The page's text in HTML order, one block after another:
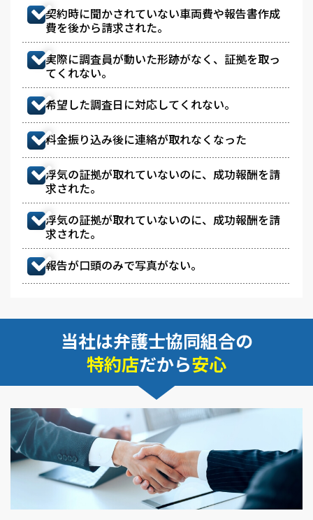
契約時に聞かされていない車両費や報告書作成
費を後から請求された。
実際に調査員が動いた形跡がなく、証拠を取っ
てくれない。
希望した調査日に対応してくれない。
料金振り込み後に連絡が取れなくなった
浮気の証拠が取れていないのに、成功報酬を請
求された。
浮気の証拠が取れていないのに、成功報酬を請
求された。
報告が口頭のみで写真がない。
当社は弁護士協同組合の
特約店だから安心